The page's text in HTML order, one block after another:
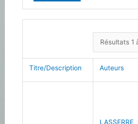
Titre/Description Auteurs
LASSERRE